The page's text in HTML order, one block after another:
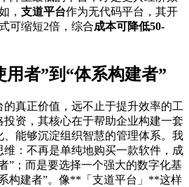
， 支道平台作为无代码平台，其开
可缩短2倍，综合成本可降低50-
者”到“体系构建者”
真正价值，远不止于提升效率的工
资，其核心在于帮助企业构建一套
、能够沉淀组织智慧的管理体系。我
：不再是单纯地购买一款软件，成
”；而是要选择一个强大的数字化基
构建者”。像**「支道平台」**这样